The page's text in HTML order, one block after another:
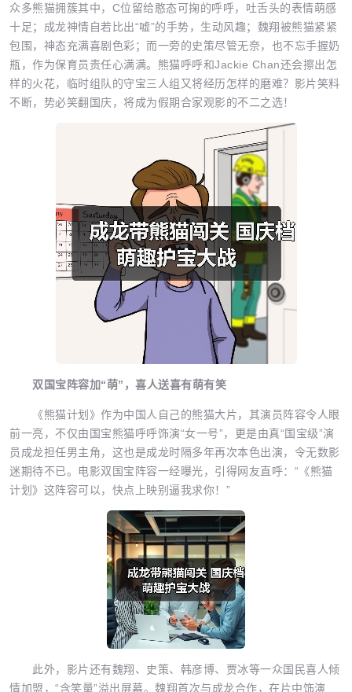
众多熊猫拥簇其中，C位留给憨态可掬的呼呼，吐舌头的表情萌感
十足；成龙神情自若比出“嘘”的手势，生动风趣；魏翔被熊猫紧紧
包围，神态充满喜剧色彩；而一旁的史策尽管无奈，也不忘手握奶
瓶，作为保育员责任心满满。熊猫呼呼和Jackie Chan还会擦出怎
样的火花，临时组队的守宝三人组又将经历怎样的磨难？影片笑料
不断，势必笑翻国庆，将成为假期合家观影的不二之选！
双国宝阵容加“萌”，喜人送喜有萌有笑
《熊猫计划》作为中国人自己的熊猫大片，其演员阵容令人眼
前一亮，不仅由国宝熊猫呼呼饰演“女一号”，更是由真“国宝级”演
员成龙担任男主角，这也是成龙时隔多年再次本色出演，令无数影
迷期待不已。电影双国宝阵容一经曝光，引得网友直呼：“《熊猫
计划》这阵容可以，快点上映别逼我求你！”
此外，影片还有魏翔、史策、韩彦博、贾冰等一众国民喜人倾
情加盟，“含笑量”溢出屏幕。魏翔首次与成龙合作，在片中饰演